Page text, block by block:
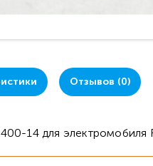
Отзывов (0)
14 для электромобиля